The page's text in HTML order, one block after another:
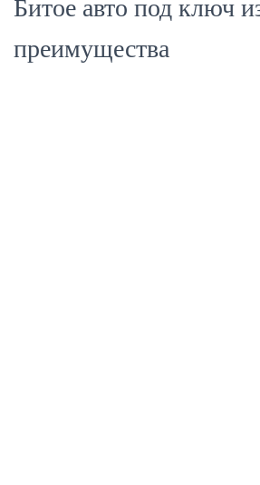
Битое авто под ключ
преимущества